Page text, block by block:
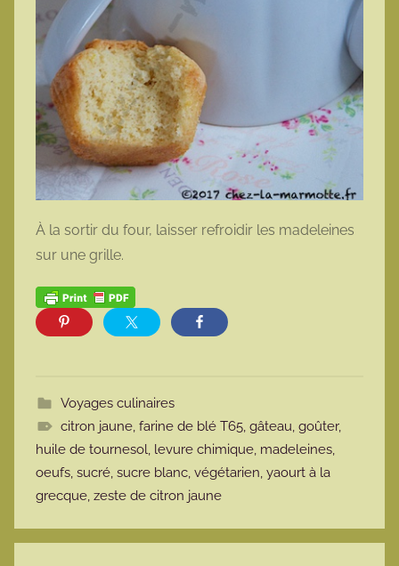
À la sortir du four, laisser refroidir les madeleines
sur une grille.
Voyages culinaires
citron jaune, farine de blé T65, gâteau, goûter,
huile de tournesol, levure chimique, madeleines,
oeufs, sucré, sucre blanc, végétarien, yaourt à la
grecque, zeste de citron jaune